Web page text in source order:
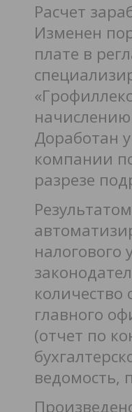
Расчет
Изменен
плате в
начислению
Доработан
компании
разрезе
налогового
главного
(отчет по
ведомость,